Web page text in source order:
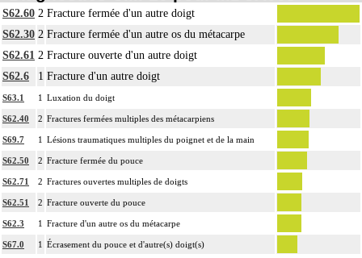
Notes
13
Par ostéosynthèse d'une fracture à foyer fermé, on entend : réduction et fixation
osseuse par voie transcutanée ou avec abord à distance, sans exposition du
foyer de fracture.
13 Par ostéotomie complexe, on entend : ostéotomie multidirectionnelle.
Par ostéotomie simple, on entend : ostéotomie unidirectionnelle ou rotatoire
isolée, pour réaxation ou raccourcissement.
La suture de muscle ou de tendon inclut l'immobilisation par appareillage
externe ou par arthrorise.
13
L'arthrodèse inclut l'ostéosynthèse, le prélèvement in situ d'autogreffe osseuse,
13
Tout acte thérapeutique, par arthrotomie inclut le nettoyage de l'articulation
La libération mobilisatrice d'une articulation [arthrolyse] inclut la capsulotomie
articulaire, la libération de tendon périarticulaire et la résection d'ostéophyte et
S62.60 2 Fracture fermée d'un autre doigt
S62.30 2 Fracture fermée d'un autre os du métacarpe
S62.61 2 Fracture ouverte d'un autre doigt
S62.6
1 Fracture d'un autre doigt
S63.1 1 Luxation du doigt
S62.40 2 Fractures fermées multiples des métacarpiens
S69.7 1 Lésions traumatiques multiples du poignet et de la main
S62.50 2 Fracture fermée du pouce
S62.71 2 Fractures ouvertes multiples de doigts
S62.51 2 Fracture ouverte du pouce
S62.3 1 Fracture d'un autre os du métacarpe
S67.0 1 Écrasement du pouce et d'autre(s) doigt(s)